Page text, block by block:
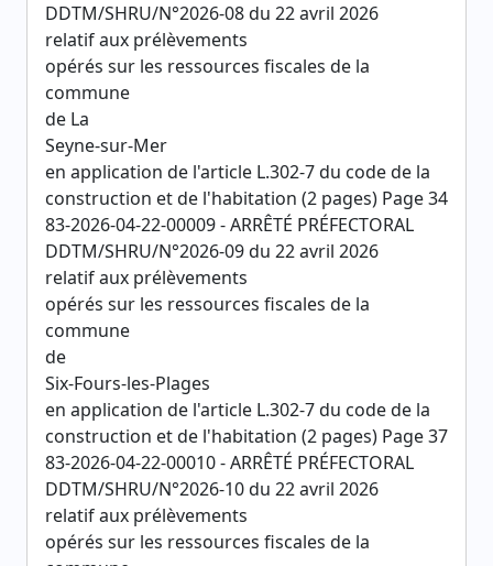
DDTM/SHRU/N°2026-08 du 22 avril 2026
relatif aux prélèvements
opérés sur les ressources fiscales de la
commune
de La
Seyne-sur-Mer
en application de l'article L.302-7 du code de la
construction et de l'habitation (2 pages) Page 34
83-2026-04-22-00009 - ARRÊTÉ PRÉFECTORAL
DDTM/SHRU/N°2026-09 du 22 avril 2026
relatif aux prélèvements
opérés sur les ressources fiscales de la
commune
de
Six-Fours-les-Plages
en application de l'article L.302-7 du code de la
construction et de l'habitation (2 pages) Page 37
83-2026-04-22-00010 - ARRÊTÉ PRÉFECTORAL
DDTM/SHRU/N°2026-10 du 22 avril 2026
relatif aux prélèvements
opérés sur les ressources fiscales de la